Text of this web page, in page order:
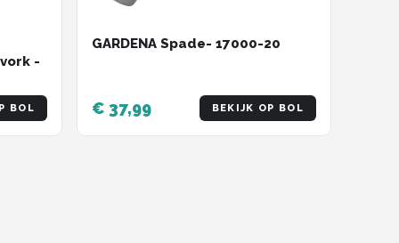
-
BOL
GARDENA Spade- 17000-20
€ 37,99 BEKIJK OP BOL